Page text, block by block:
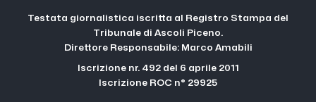
Testata giornalistica iscritta al Registro Stampa del
Tribunale di Ascoli Piceno.
Direttore Responsabile: Marco Amabili
Iscrizione nr. 492 del 6 aprile 2011
Iscrizione ROC n° 29925